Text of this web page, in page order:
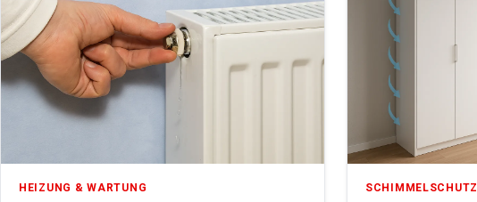
HEIZUNG & WARTUNG SCHIMMELSCHUTZ